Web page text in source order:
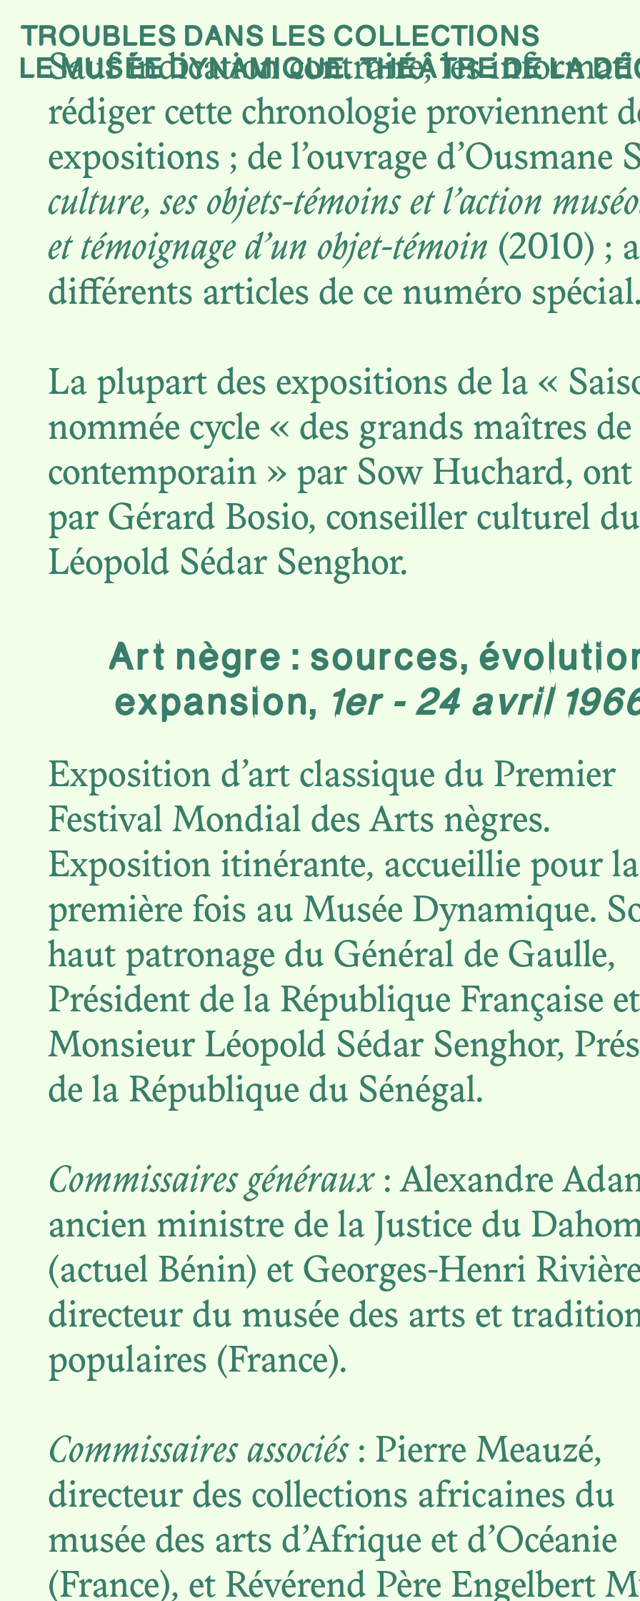
TROUBLES DANS LES COLLECTIONS
LE MUSÉE DYNAMIQUE. THÉÂTRE DE LA
Sauf indication contraire, les
rédiger cette chronologie proviennent
expositions ; de l’ouvrage
culture, ses objets-témoins et l’action
et témoignage d’un objet-témoin (2010) ;
différents articles de ce numéro spécial.
La plupart des expositions de la «
nommée cycle « des grands maîtres de
contemporain » par Sow Huchard, ont
par Gérard Bosio, conseiller culturel
Léopold Sédar Senghor.
Art nègre : sources,
expansion, 1er - 24 avril
Exposition d’art classique du Premier
Festival Mondial des Arts nègres.
Exposition itinérante, accueillie pour la
première fois au Musée Dynamique.
haut patronage du Général de Gaulle,
Président de la République Française
Monsieur Léopold Sédar Senghor,
de la République du Sénégal.
Commissaires généraux: Alexandre
ancien ministre de la Justice du
(actuel Bénin) et Georges-Henri
directeur du musée des arts et
populaires (France).
Commissaires associés: Pierre Meauzé,
directeur des collections africaines du
musée des arts d’Afrique et d’Océanie
(France), et Révérend Père Engelbert
Présentation
En débat
À propos
N. 09
THE NEXT SHOT
RESTITUTION:
MOZAMBIQUE
N. 08
LE MUSÉE
THÉÂTRE DE LA
N. 07
AU SEUIL DE
N. 06
COLONIALES EN
OBJETS ET
DES GRASSFIELDS :
DE LA MATIÈRE… EN
DE CHAIR